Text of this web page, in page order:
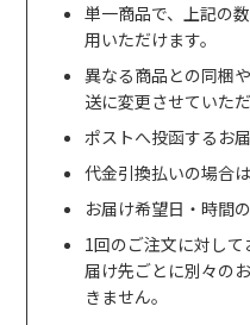
単一商品で、上記の
用いただけます。
異なる商品との同梱
送に変更させていただ
ポストへ投函するお届
代金引換払いの場合
お届け希望日・時間
1回のご注文に対し
届け先ごとに別々の
きません。